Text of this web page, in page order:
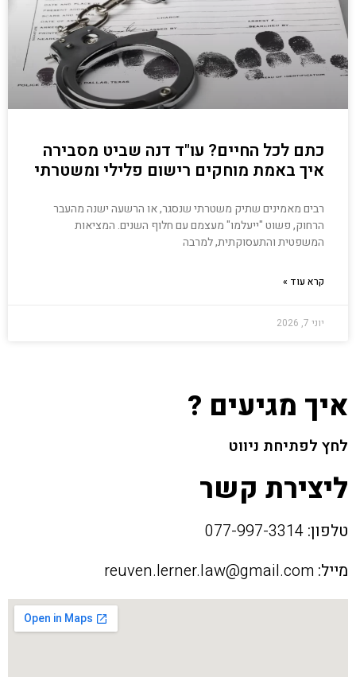
כתם לכל החיים? עו"ד דנה שביט מסבירה
איך באמת מוחקים רישום פלילי ומשטרתי
רבים מאמינים שתיק משטרתי שנסגר, או הרשעה ישנה מהעבר
הרחוק, פשוט "ייעלמו" מעצמם עם חלוף השנים. המציאות
המשפטית והתעסוקתית, למרבה
קרא עוד »
יוני 7, 2026
איך מגיעים ?
לחץ לפתיחת ניווט
ליצירת קשר
טלפון:
מייל: reuven.lerner.law@gmail.com